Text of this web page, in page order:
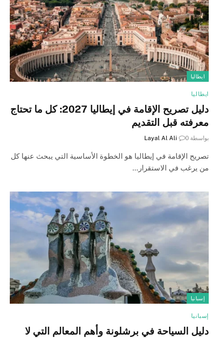
ايطاليا
ايطاليا
دليل تصريح الإقامة في إيطاليا 2027: كل ما تحتاج
معرفته قبل التقديم
بواسطة Layal Al Ali 0
تصريح الإقامة في إيطاليا هو الخطوة الأساسية التي يبحث عنها كل
من يرغب في الاستقرار…
إسبانيا
إسبانيا
دليل السياحة في برشلونة وأهم المعالم التي لا